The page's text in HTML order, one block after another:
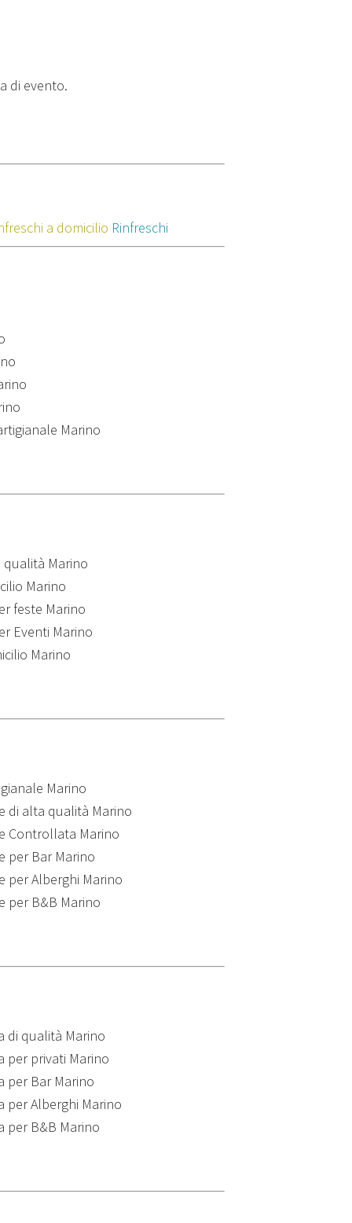
di evento.
a domicilio Rinfreschi
Marino
qualità Marino
Marino
feste Marino
Eventi Marino
Marino
Marino
di alta qualità Marino
Controllata Marino
per Bar Marino
per Alberghi Marino
per B&B Marino
di qualità Marino
per privati Marino
per Bar Marino
per Alberghi Marino
per B&B Marino